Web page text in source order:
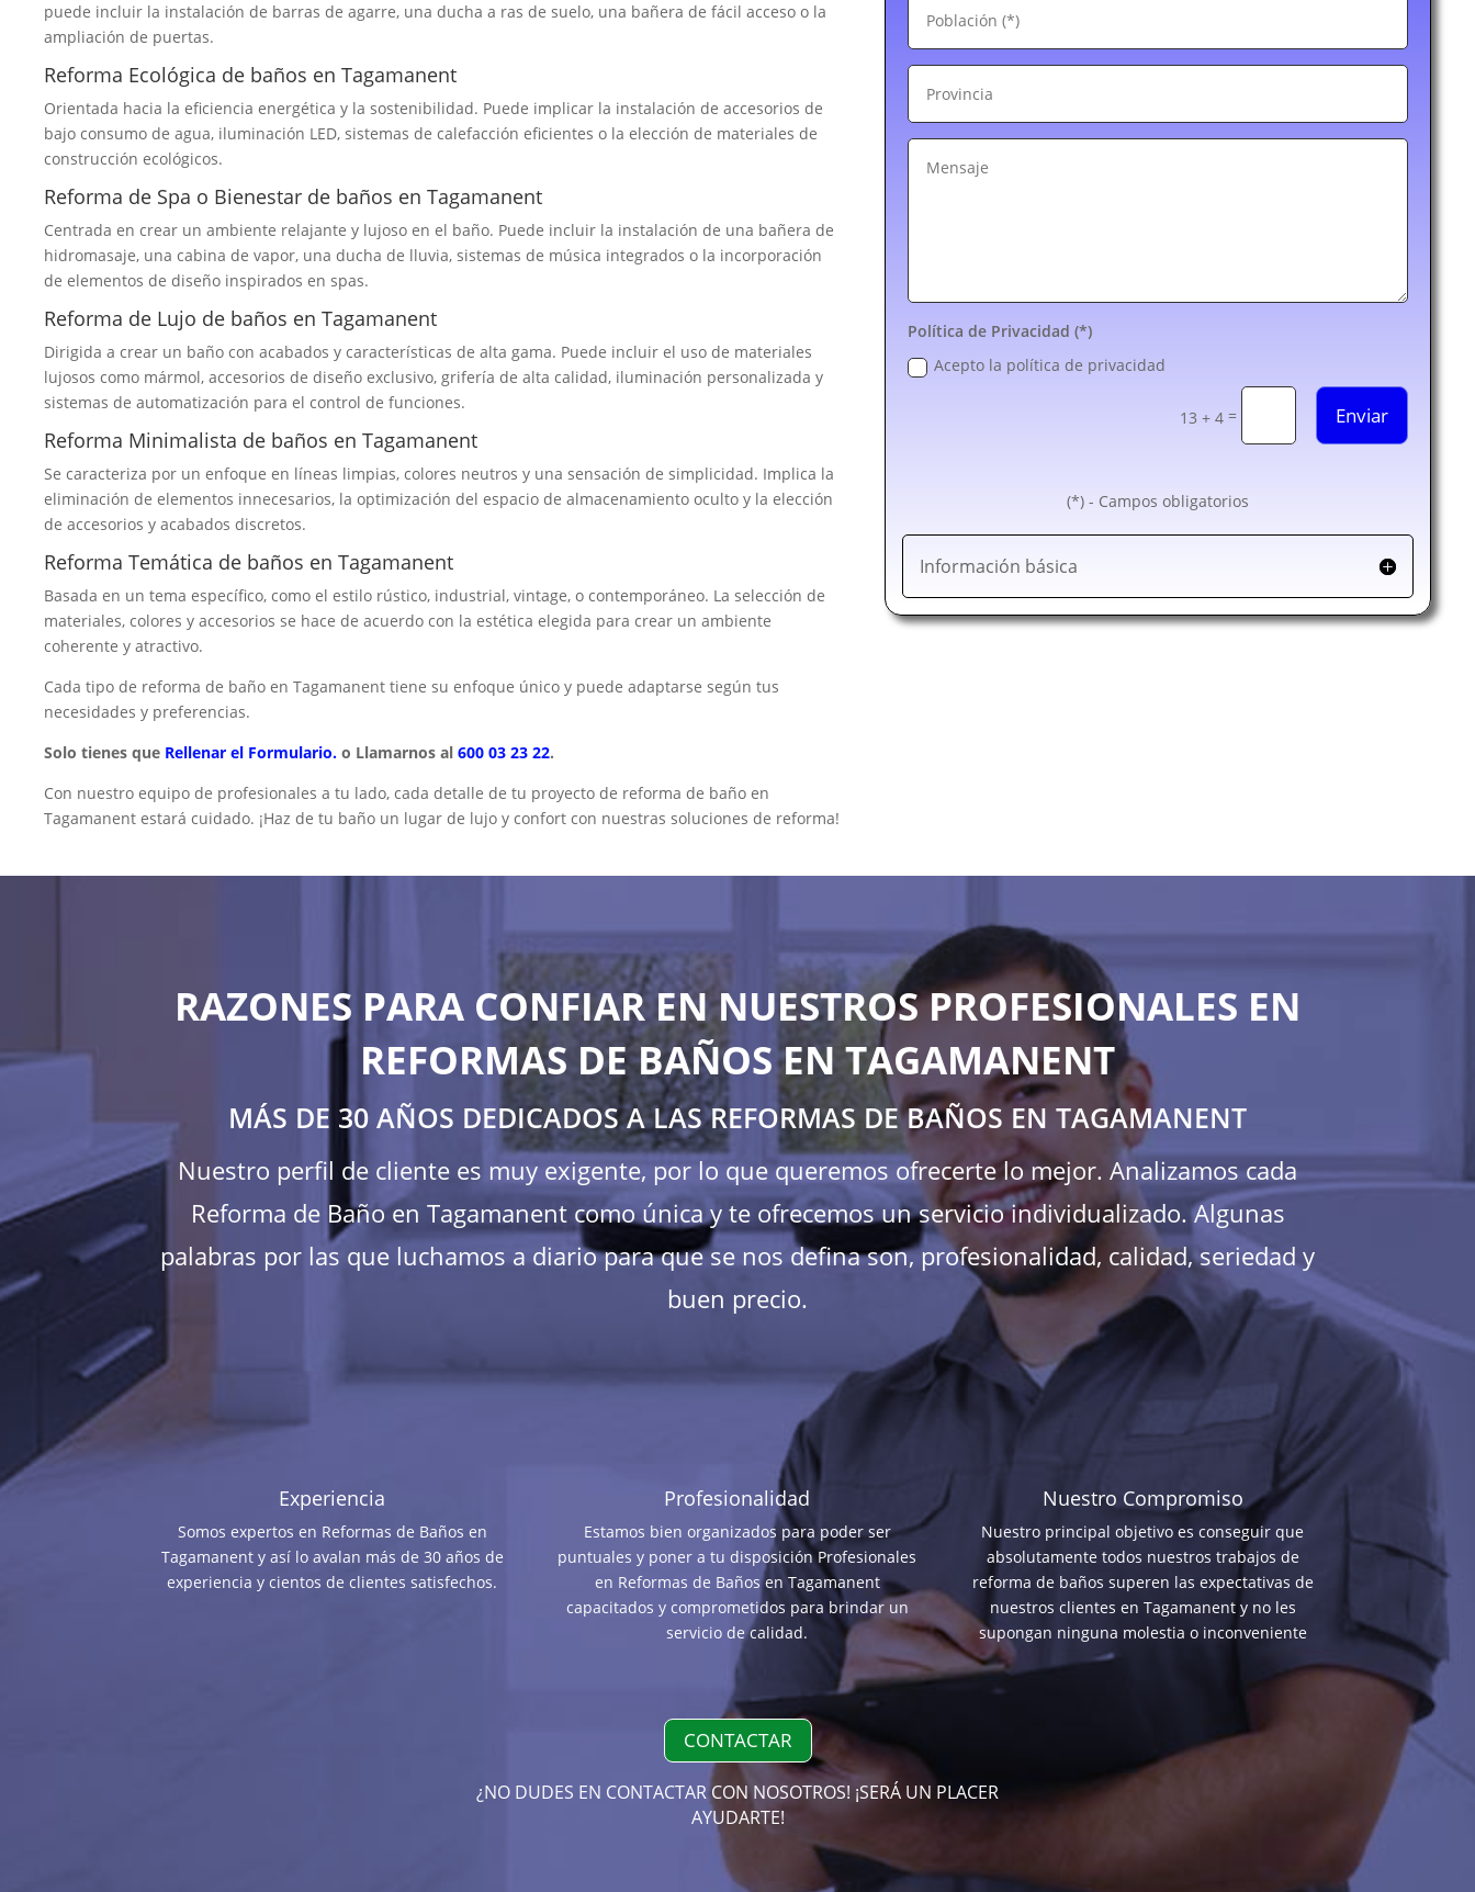
puede incluir la instalación de barras de agarre, una ducha a ras de suelo, una bañera de fácil acceso o la
ampliación de puertas.
Reforma Ecológica de baños en Tagamanent
Orientada hacia la eficiencia energética y la sostenibilidad. Puede implicar la instalación de accesorios de
bajo consumo de agua, iluminación LED, sistemas de calefacción eficientes o la elección de materiales de
construcción ecológicos.
Reforma de Spa o Bienestar de baños en Tagamanent
Centrada en crear un ambiente relajante y lujoso en el baño. Puede incluir la instalación de una bañera de
hidromasaje, una cabina de vapor, una ducha de lluvia, sistemas de música integrados o la incorporación
de elementos de diseño inspirados en spas.
Reforma de Lujo de baños en Tagamanent
Dirigida a crear un baño con acabados y características de alta gama. Puede incluir el uso de materiales
lujosos como mármol, accesorios de diseño exclusivo, grifería de alta calidad, iluminación personalizada y
sistemas de automatización para el control de funciones.
Reforma Minimalista de baños en Tagamanent
Se caracteriza por un enfoque en líneas limpias, colores neutros y una sensación de simplicidad. Implica la
eliminación de elementos innecesarios, la optimización del espacio de almacenamiento oculto y la elección
de accesorios y acabados discretos.
Reforma Temática de baños en Tagamanent
Basada en un tema específico, como el estilo rústico, industrial, vintage, o contemporáneo. La selección de
materiales, colores y accesorios se hace de acuerdo con la estética elegida para crear un ambiente
coherente y atractivo.
Cada tipo de reforma de baño en Tagamanent tiene su enfoque único y puede adaptarse según tus
necesidades y preferencias.
Solo tienes que Rellenar el Formulario. o Llamarnos al 600 03 23 22.
Con nuestro equipo de profesionales a tu lado, cada detalle de tu proyecto de reforma de baño en
Tagamanent estará cuidado. ¡Haz de tu baño un lugar de lujo y confort con nuestras soluciones de reforma!
Política de Privacidad (*)
Acepto la política de privacidad
13 + 4= Enviar
(*) - Campos obligatorios
Información básica
RAZONES PARA CONFIAR EN NUESTROS PROFESIONALES EN
REFORMAS DE BAÑOS EN TAGAMANENT
MÁS DE 30 AÑOS DEDICADOS A LAS REFORMAS DE BAÑOS EN TAGAMANENT
Nuestro perfil de cliente es muy exigente, por lo que queremos ofrecerte lo mejor. Analizamos cada
Reforma de Baño en Tagamanent como única y te ofrecemos un servicio individualizado. Algunas
palabras por las que luchamos a diario para que se nos defina son, profesionalidad, calidad, seriedad y
buen precio.
Experiencia
Somos expertos en Reformas de Baños en
Tagamanent y así lo avalan más de 30 años de
experiencia y cientos de clientes satisfechos.
Profesionalidad
Estamos bien organizados para poder ser
puntuales y poner a tu disposición Profesionales
en Reformas de Baños en Tagamanent
capacitados y comprometidos para brindar un
servicio de calidad.
Nuestro Compromiso
Nuestro principal objetivo es conseguir que
absolutamente todos nuestros trabajos de
reforma de baños superen las expectativas de
nuestros clientes en Tagamanent y no les
supongan ninguna molestia o inconveniente
CONTACTAR
¿NO DUDES EN CONTACTAR CON NOSOTROS! ¡SERÁ UN PLACER
AYUDARTE!